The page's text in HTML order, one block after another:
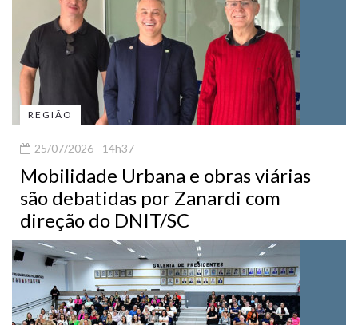
REGIÃO
25/07/2026 - 14h37
Mobilidade Urbana e obras viárias
são debatidas por Zanardi com
direção do DNIT/SC